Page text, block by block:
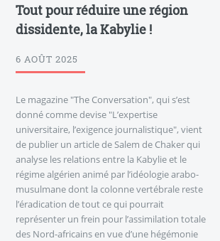
Tout pour réduire une région
dissidente, la Kabylie !
6 AOÛT 2025
Le magazine "The Conversation", qui s’est
donné comme devise "L’expertise
universitaire, l’exigence journalistique", vient
de publier un article de Salem de Chaker qui
analyse les relations entre la Kabylie et le
régime algérien animé par l’idéologie arabo-
musulmane dont la colonne vertébrale reste
l’éradication de tout ce qui pourrait
représenter un frein pour l’assimilation totale
des Nord-africains en vue d’une hégémonie